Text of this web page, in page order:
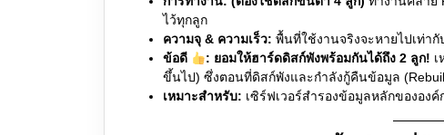
ไว้ทุกลูก
ความจุ & ความเร็ว: พื้นที่ใช้งานจริงจะหายไปเท่า
ข้อดี
: ยอมให้ฮาร์ดดิสก์พังพร้อมกันได้ถึง 2 ลูก!
ขึ้นไป) ซึ่งตอนที่ดิสก์พังและกำลังกู้คืนข้อมูล
เหมาะสำหรับ: เซิร์ฟเวอร์สำรองข้อมูลหลักขององค์